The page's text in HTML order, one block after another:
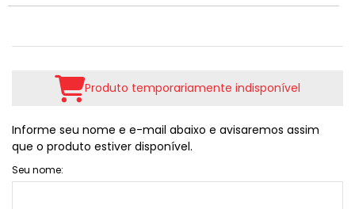
Produto temporariamente indisponível
Informe seu nome e e-mail abaixo e avisaremos assim
que o produto estiver disponível.
Seu nome: